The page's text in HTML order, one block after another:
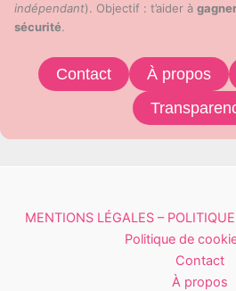
indépendant). Objectif : t’aider à
sécurité.
Contact À propos
MENTIONS LÉGALES –
Politique de
Contact
À propos